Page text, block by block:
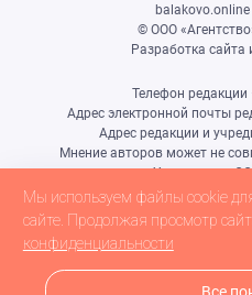
balakovo.online
© ООО
Разработка сайта
Телефон редакции
Адрес электронной почты
Адрес редакции и
Мнение авторов может не
Учредитель:
Гл.редактор
Настоящий ресурс может
Мы используем файлы cookie
сайте. Продолжая просмотр
конфиденциальности